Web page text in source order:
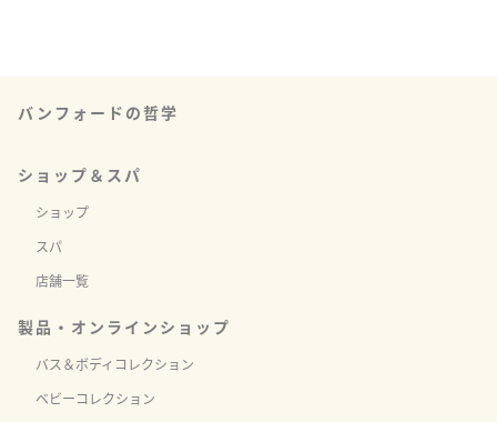
バンフォードの哲学
ショップ＆スパ
ショップ
スパ
店舗一覧
製品・オンラインショップ
バス＆ボディコレクション
ベビーコレクション